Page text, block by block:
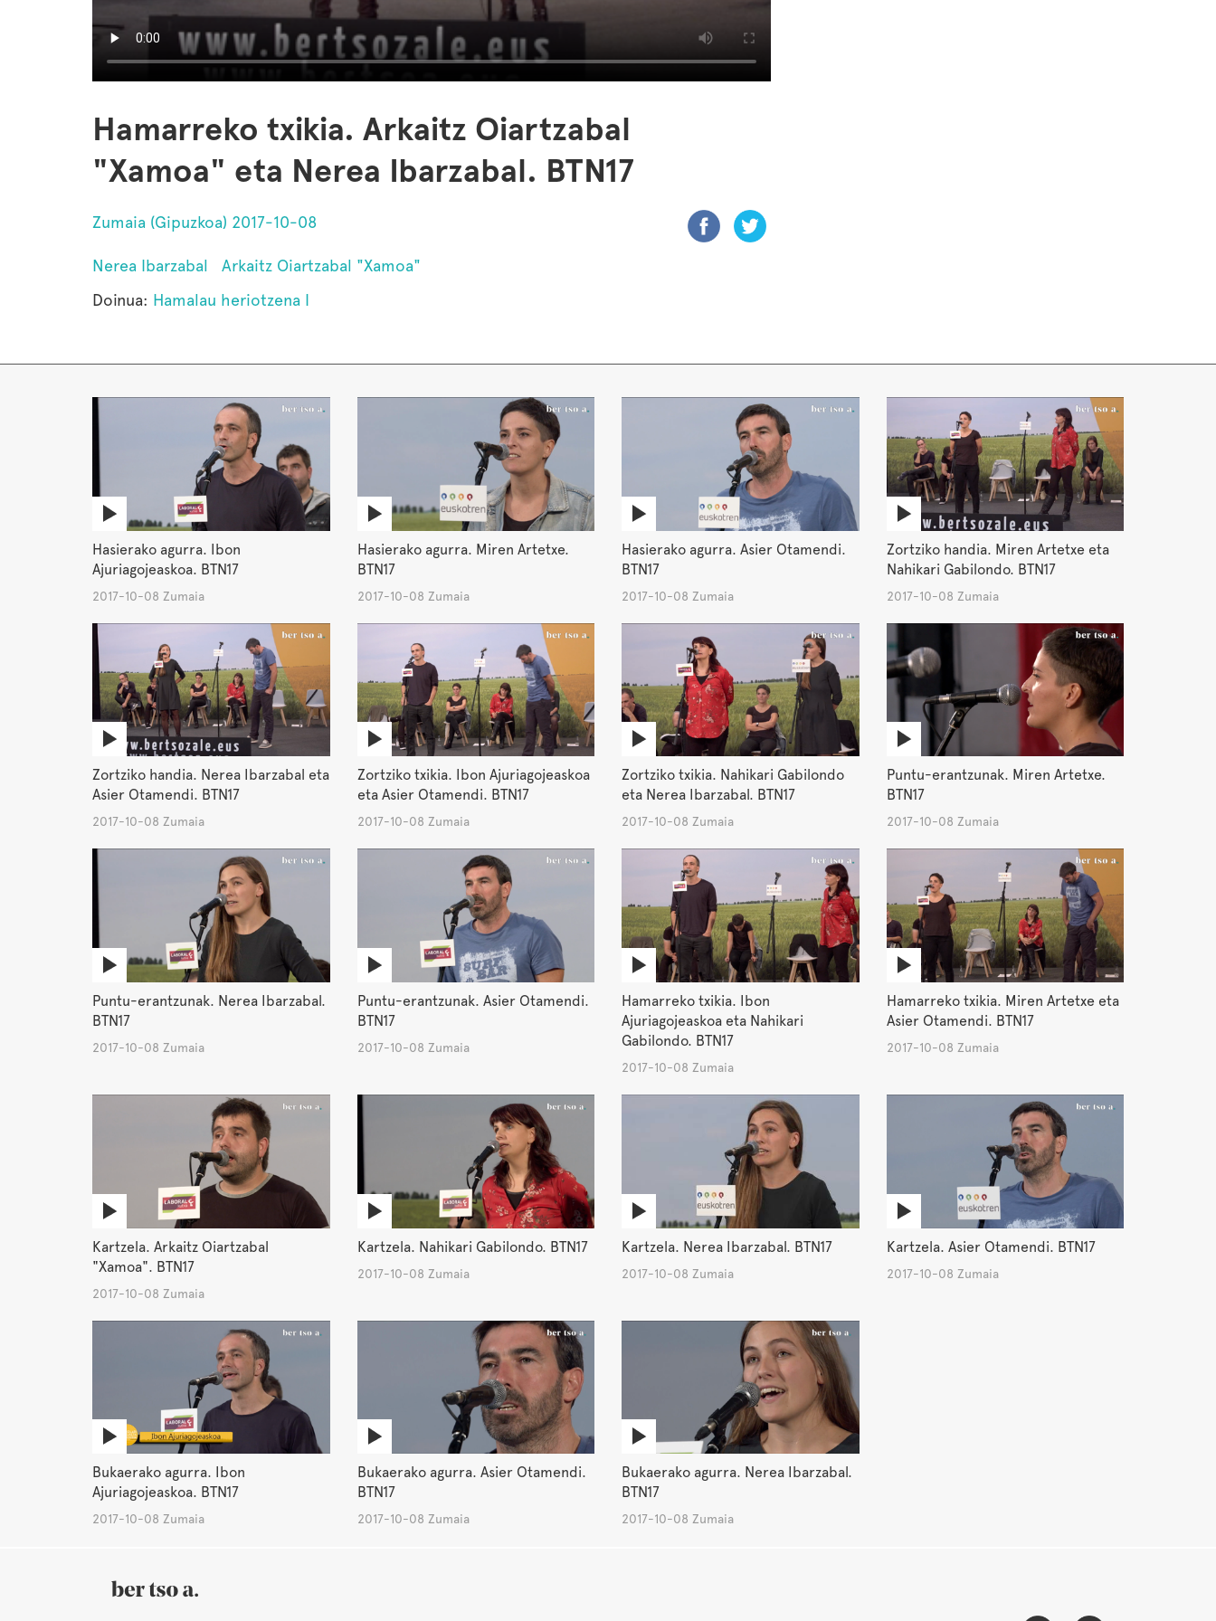
Hamarreko txikia. Arkaitz Oiartzabal
"Xamoa" eta Nerea Ibarzabal. BTN17
Zumaia (Gipuzkoa) 2017-10-08
Nerea Ibarzabal
Arkaitz Oiartzabal "Xamoa"
Doinua: Hamalau heriotzena I
Hasierako agurra. Ibon
Ajuriagojeaskoa. BTN17
2017-10-08 Zumaia
Hasierako agurra. Miren Artetxe.
BTN17
2017-10-08 Zumaia
Hasierako agurra. Asier Otamendi.
BTN17
2017-10-08 Zumaia
Zortziko handia. Miren Artetxe eta
Nahikari Gabilondo. BTN17
2017-10-08 Zumaia
Zortziko handia. Nerea Ibarzabal eta
Asier Otamendi. BTN17
2017-10-08 Zumaia
Zortziko txikia. Ibon Ajuriagojeaskoa
eta Asier Otamendi. BTN17
2017-10-08 Zumaia
Zortziko txikia. Nahikari Gabilondo
eta Nerea Ibarzabal. BTN17
2017-10-08 Zumaia
Puntu-erantzunak. Miren Artetxe.
BTN17
2017-10-08 Zumaia
Puntu-erantzunak. Nerea Ibarzabal.
BTN17
2017-10-08 Zumaia
Puntu-erantzunak. Asier Otamendi.
BTN17
2017-10-08 Zumaia
Hamarreko txikia. Ibon
Ajuriagojeaskoa eta Nahikari
Gabilondo. BTN17
2017-10-08 Zumaia
Hamarreko txikia. Miren Artetxe eta
Asier Otamendi. BTN17
2017-10-08 Zumaia
Kartzela. Arkaitz Oiartzabal
"Xamoa". BTN17
2017-10-08 Zumaia
Kartzela. Nahikari Gabilondo. BTN17
2017-10-08 Zumaia
Kartzela. Nerea Ibarzabal. BTN17
2017-10-08 Zumaia
Kartzela. Asier Otamendi. BTN17
2017-10-08 Zumaia
Bukaerako agurra. Ibon
Ajuriagojeaskoa. BTN17
2017-10-08 Zumaia
Bukaerako agurra. Asier Otamendi.
BTN17
2017-10-08 Zumaia
Bukaerako agurra. Nerea Ibarzabal.
BTN17
2017-10-08 Zumaia